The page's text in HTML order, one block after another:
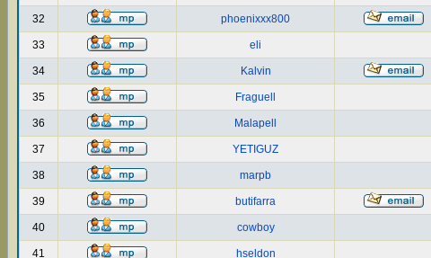
32 phoenixxx800
33 eli
34 Kalvin
35 Fraguell
36 Malapell
37 YETIGUZ
38 marpb
39 butifarra
40 cowboy
41 hseldon